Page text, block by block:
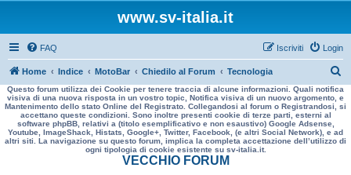
www.sv-italia.it
FAQ Login
Iscriviti
Home Indice MotoBar Chiedilo al Forum Tecnologia
e
r
a
Questo forum utilizza dei Cookie per tenere traccia di alcune informazioni. Quali notifica
visiva di una nuova risposta in un vostro topic, Notifica visiva di un nuovo argomento, e
Mantenimento dello stato Online del Registrato. Collegandosi al forum o Registrandosi, si
accettano queste condizioni. Sono inoltre presenti cookie di terze parti, esterni al
software phpBB, relativi a (titolo esemplificativo e non esaustivo) Google Adsense,
Youtube, ImageShack, Histats, Google+, Twitter, Facebook, (e altri Social Network), e ad
altri siti. La navigazione su questo forum, implica la completa accettazione dell’utilizzo di
ogni tipologia di cookie esistente su sv-italia.it.
VECCHIO FORUM